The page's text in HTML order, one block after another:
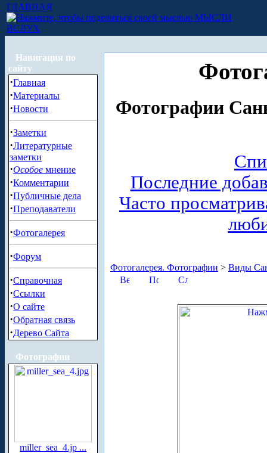
ГЛАВНАЯ
МЫСЛИ
ВСЛУХ
Навигация по
сайту
·Главная
·Материалы
·Новости
·Заметки
·Литературные
заметки
·Особое мнение
·Комментарии
·Публичные дела
·Преподаватели
·Фотогалерея
·Форум
·Справочная
·Ссылки
·О сайте
·Обратная связь
·Дерево Сайта
Фотографии
miller_sea_4.jp ...
Фотографии
Последние
Часто
Фотогалерея. Фотографии > Виды